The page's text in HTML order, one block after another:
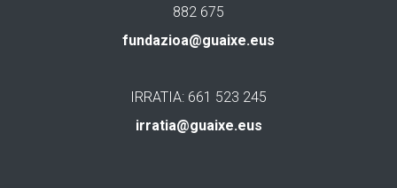
882 675
fundazioa@guaixe.eus
IRRATIA: 661 523 245
irratia@guaixe.eus